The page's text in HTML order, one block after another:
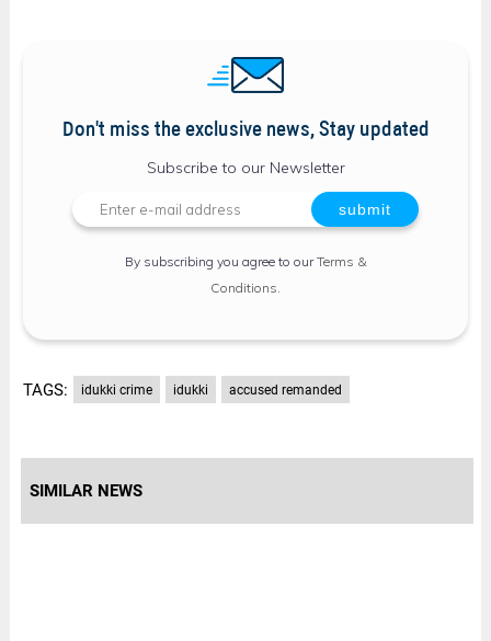
Don't miss the exclusive news, Stay updated
Subscribe to our Newsletter
By subscribing you agree to ourTerms &
Conditions
TAGS: idukki crime idukki accused remanded
SIMILAR NEWS